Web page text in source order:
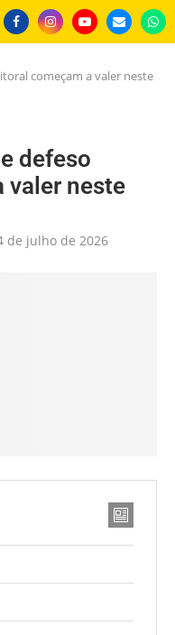
começam a valer neste
defeso
valer neste
de julho de 2026